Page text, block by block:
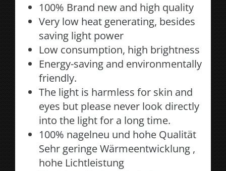
100% Brand new and high quality
Very low heat generating, besides
saving light power
Low consumption, high brightness
Energy-saving and environmentally
friendly.
The light is harmless for skin and
eyes but please never look directly
into the light for a long time.
100% nagelneu und hohe Qualität
Sehr geringe Wärmeentwicklung ,
hohe Lichtleistung